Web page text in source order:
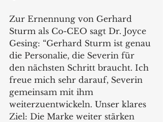
Zur Ernennung von Gerhard
Sturm als Co-CEO sagt Dr. Joyce
Gesing: “Gerhard Sturm ist genau
die Personalie, die Severin für
den nächsten Schritt braucht. Ich
freue mich sehr darauf, Severin
gemeinsam mit ihm
weiterzuentwickeln. Unser klares
Ziel: Die Marke weiter stärken